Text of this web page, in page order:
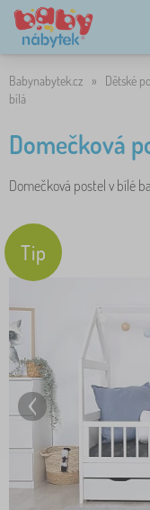
Babynabytek.cz » Dětské
bílá
Domečková
Domečková postel v bílé
Tip